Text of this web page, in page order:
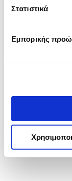
Στατιστικά
Εμπορικής